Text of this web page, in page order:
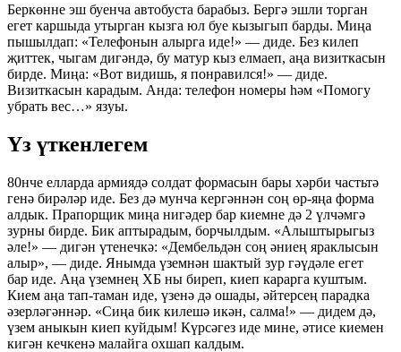
Беркөнне эш буенча автобуста барабыз. Бергә эшли торган
егет каршыда утырган кызга юл буе кызыгып барды. Миңа
пышылдап: «Телефонын алырга иде!» — диде. Без килеп
җиттек, чыгам дигәндә, бу матур кыз елмаеп, аңа визиткасын
бирде. Миңа: «Вот видишь, я понравился!» — диде.
Визиткасын карадым. Анда: телефон номеры һәм «Помогу
убрать вес…» язуы.
Үз үткенлегем
80нче елларда армиядә солдат формасын бары хәрби частьтә
генә бирәләр иде. Без дә мунча кергәннән соң өр-яңа форма
алдык. Прапорщик миңа нигәдер бар киемне дә 2 үлчәмгә
зурны бирде. Бик аптырадым, борчылдым. «Алыштырыгыз
әле!» — дигән үтенечкә: «Дембельдән соң әниең яраклысын
алыр», — диде. Янымда үземнән шактый зур гәүдәле егет
бар иде. Аңа үземнең ХБ ны биреп, киеп карарга куштым.
Кием аңа тап-таман иде, үзенә дә ошады, әйтерсең парадка
әзерләгәннәр. «Сиңа бик килешә икән, салма!» — дидем дә,
үзем аныкын киеп куйдым! Күрсәгез иде мине, әтисе киемен
кигән кечкенә малайга охшап калдым.